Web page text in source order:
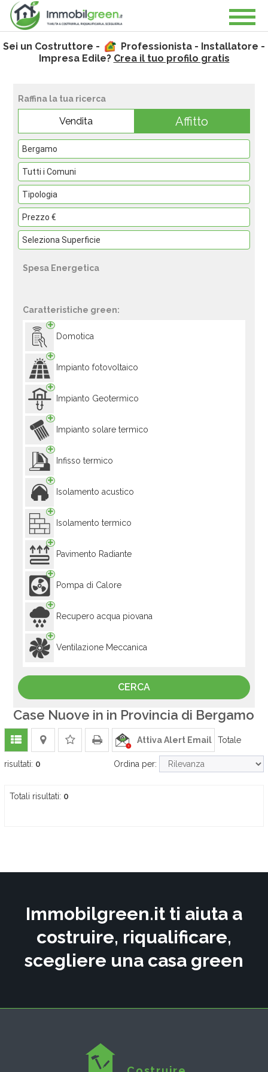
Sei un Costruttore -
Professionista - Installatore -
Impresa Edile? Crea il tuo profilo gratis
Raffina la tua ricerca
Vendita Affitto
Spesa Energetica
Caratteristiche green:
Domotica
Impianto fotovoltaico
Impianto Geotermico
Impianto solare termico
Infisso termico
Isolamento acustico
Isolamento termico
Pavimento Radiante
Pompa di Calore
Recupero acqua piovana
Ventilazione Meccanica
Case Nuove in in Provincia di Bergamo
Attiva Alert Email Totale
risultati: 0 Ordina per:
Totali risultati: 0
Immobilgreen.it ti aiuta a
costruire, riqualificare,
scegliere una casa green